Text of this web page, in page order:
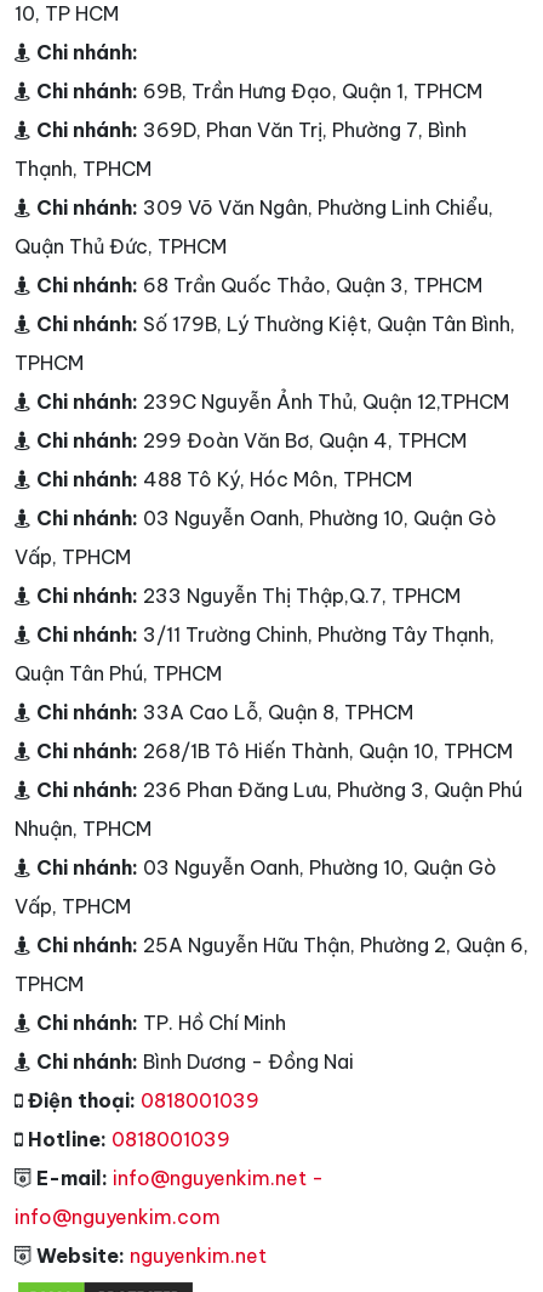
10, TP HCM
Chi nhánh:
Chi nhánh: 69B, Trần Hưng Đạo, Quận 1, TPHCM
Chi nhánh: 369D, Phan Văn Trị, Phường 7, Bình
Thạnh, TPHCM
Chi nhánh: 309 Võ Văn Ngân, Phường Linh Chiểu,
Quận Thủ Đức, TPHCM
Chi nhánh: 68 Trần Quốc Thảo, Quận 3, TPHCM
Chi nhánh: Số 179B, Lý Thường Kiệt, Quận Tân Bình,
TPHCM
Chi nhánh: 239C Nguyễn Ảnh Thủ, Quận 12,TPHCM
Chi nhánh: 299 Đoàn Văn Bơ, Quận 4, TPHCM
Chi nhánh: 488 Tô Ký, Hóc Môn, TPHCM
Chi nhánh: 03 Nguyễn Oanh, Phường 10, Quận Gò
Vấp, TPHCM
Chi nhánh: 233 Nguyễn Thị Thập,Q.7, TPHCM
Chi nhánh: 3/11 Trường Chinh, Phường Tây Thạnh,
Quận Tân Phú, TPHCM
Chi nhánh: 33A Cao Lỗ, Quận 8, TPHCM
Chi nhánh: 268/1B Tô Hiến Thành, Quận 10, TPHCM
Chi nhánh: 236 Phan Đăng Lưu, Phường 3, Quận Phú
Nhuận, TPHCM
Chi nhánh: 03 Nguyễn Oanh, Phường 10, Quận Gò
Vấp, TPHCM
Chi nhánh: 25A Nguyễn Hữu Thận, Phường 2, Quận 6,
TPHCM
Chi nhánh: TP. Hồ Chí Minh
Chi nhánh: Bình Dương - Đồng Nai
Điện thoại: 0818001039
Hotline: 0818001039
E-mail: info@nguyenkim.net -
info@nguyenkim.com
Website: nguyenkim.net